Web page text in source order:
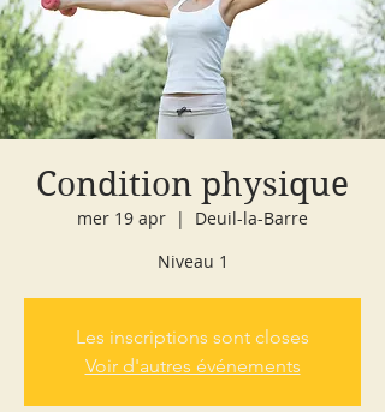
Condition physique
mer 19 apr
  |
Deuil-la-Barre
Niveau 1
Les inscriptions sont closes
Voir d'autres événements